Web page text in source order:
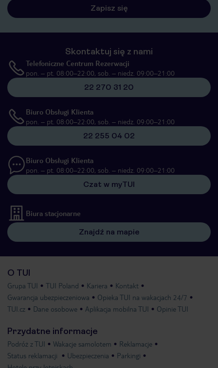
Zapisz się
Skontaktuj się z nami
Telefoniczne Centrum Rezerwacji
pon. – pt. 08:00–22:00, sob. – niedz. 09:00–21:00
22 270 31 20
Biuro Obsługi Klienta
pon. – pt. 08:00–22:00, sob. – niedz. 09:00–21:00
22 255 04 02
Biuro Obsługi Klienta
pon. – pt. 08:00–22:00, sob. – niedz. 09:00–21:00
Czat w myTUI
Biura stacjonarne
Znajdź na mapie
O TUI
Grupa TUI TUI Poland Kariera
Kontakt
Gwarancja ubezpieczeniowa
Opieka TUI na wakacjach 24/7
TUI.cz
Dane osobowe Aplikacja mobilna TUI Opinie TUI
Przydatne informacje
Podróż z TUI Wakacje samolotem
Reklamacje
Status reklamacji
Ubezpieczenia
Parkingi